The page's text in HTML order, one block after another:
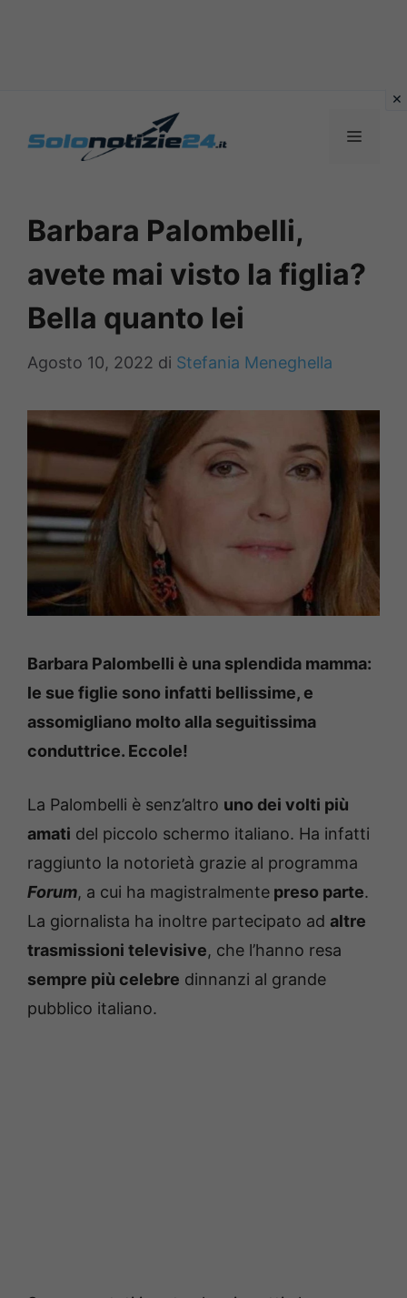
MENU
Barbara Palombelli,
avete mai visto la figlia?
Bella quanto lei
Agosto 10, 2022 di Stefania Meneghella
Barbara Palombelli è una splendida mamma:
le sue figlie sono infatti bellissime, e
assomigliano molto alla seguitissima
conduttrice. Eccole!
La Palombelli è senz’altro uno dei volti più
amati del piccolo schermo italiano. Ha infatti
raggiunto la notorietà grazie al programma
Forum, a cui ha magistralmente preso parte.
La giornalista ha inoltre partecipato ad altre
trasmissioni televisive, che l’hanno resa
sempre più celebre dinnanzi al grande
pubblico italiano.